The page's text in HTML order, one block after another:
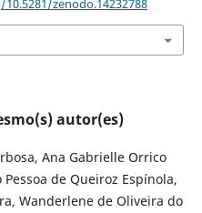
autor(es)
Ana Gabrielle Orrico
de Queiroz Espínola,
Wanderlene de Oliveira do